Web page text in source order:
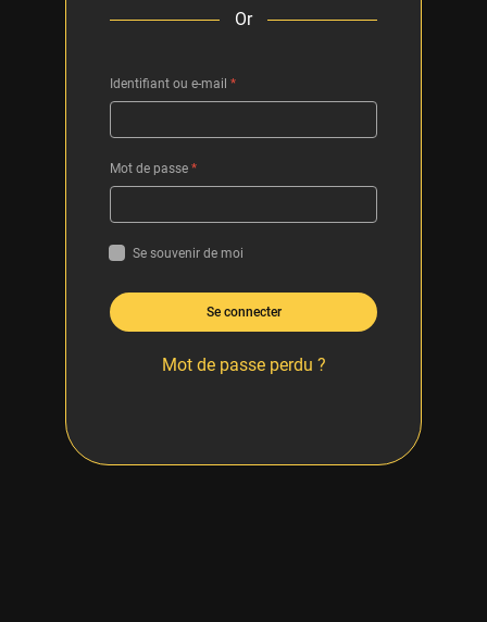
Or
Identifiant ou e-mail *
Mot de passe *
Se souvenir de moi
Se connecter
Mot de passe perdu ?